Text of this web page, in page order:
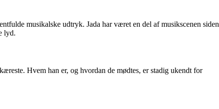
musikalske udtryk. Jada har været en del af musikscenen siden
lyd.
Hvem han er, og hvordan de mødtes, er stadig ukendt for